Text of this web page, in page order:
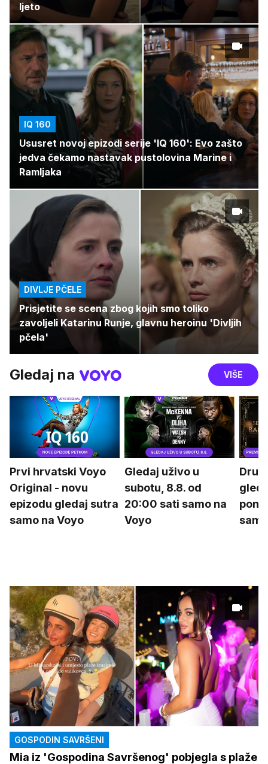
ljeto
IQ 160
Ususret novoj epizodi serije 'IQ 160': Evo zašto
jedva čekamo nastavak pustolovina Marine i
Ramljaka
DIVLJE PČELE
Prisjetite se scena zbog kojih smo toliko
zavoljeli Katarinu Runje, glavnu heroinu 'Divljih
pčela'
Gledaj na VIŠE
Prvi hrvatski Voyo
Original - novu
epizodu gledaj sutra
samo na Voyo
Gledaj uživo u
subotu, 8.8. od
20:00 sati samo na
Voyo
GOSPODIN SAVRŠENI
Mia iz 'Gospodina Savršenog' pobjegla s plaže